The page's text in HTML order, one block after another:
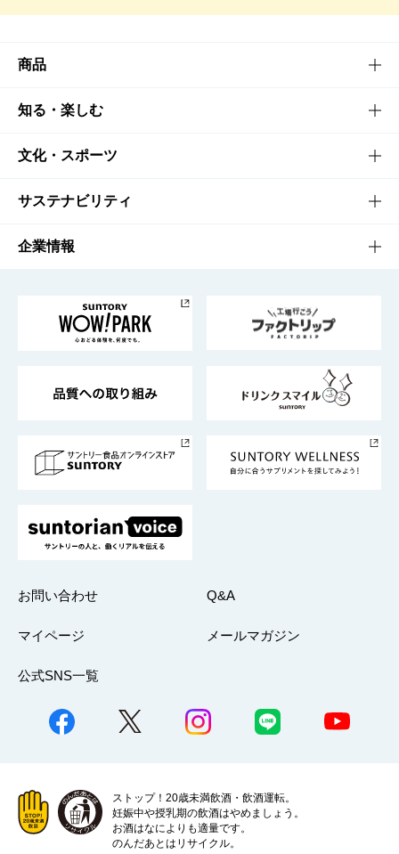
商品
商品TOP
商品一覧
商品発売情報
栄養成分一覧
知る・楽しむ
知る・楽しむTOP
キャンペーン
工場見学
地域情報
文化・スポーツ
文化・スポーツTOP
サントリーホール
サントリーサンバーズ大阪
サステナビリティ
サステナビリティTOP
サントリーが考えるサステナビリティ経営
企業情報
企業概要
採用情報
お問い合わせ Q&A
マイページ メールマガジン
公式SNS一覧
ストップ！20歳未満飲酒・飲酒運転。
妊娠中や授乳期の飲酒はやめましょう。
お酒はなによりも適量です。
のんだあとはリサイクル。